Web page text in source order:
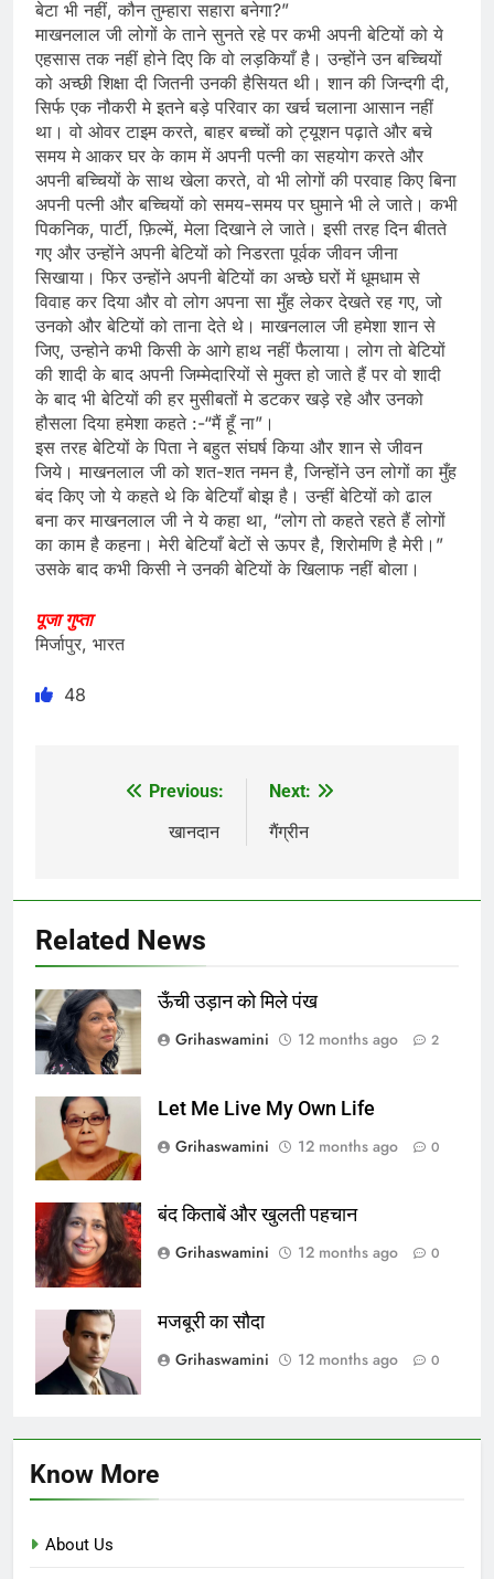
बेटा भी नहीं, कौन तुम्हारा सहारा बनेगा?”
माखनलाल जी लोगों के ताने सुनते रहे पर कभी अपनी बेटियों को ये
एहसास तक नहीं होने दिए कि वो लड़कियाँ है। उन्होंने उन बच्चियों
को अच्छी शिक्षा दी जितनी उनकी हैसियत थी। शान की जिन्दगी दी,
सिर्फ एक नौकरी मे इतने बड़े परिवार का खर्च चलाना आसान नहीं
था। वो ओवर टाइम करते, बाहर बच्चों को ट्यूशन पढ़ाते और बचे
समय मे आकर घर के काम में अपनी पत्नी का सहयोग करते और
अपनी बच्चियों के साथ खेला करते, वो भी लोगों की परवाह किए बिना
अपनी पत्नी और बच्चियों को समय-समय पर घुमाने भी ले जाते। कभी
पिकनिक, पार्टी, फ़िल्में, मेला दिखाने ले जाते। इसी तरह दिन बीतते
गए और उन्होंने अपनी बेटियों को निडरता पूर्वक जीवन जीना
सिखाया। फिर उन्होंने अपनी बेटियों का अच्छे घरों में धूमधाम से
विवाह कर दिया और वो लोग अपना सा मुँह लेकर देखते रह गए, जो
उनको और बेटियों को ताना देते थे। माखनलाल जी हमेशा शान से
जिए, उन्होने कभी किसी के आगे हाथ नहीं फैलाया। लोग तो बेटियों
की शादी के बाद अपनी जिम्मेदारियों से मुक्त हो जाते हैं पर वो शादी
के बाद भी बेटियों की हर मुसीबतों मे डटकर खड़े रहे और उनको
हौसला दिया हमेशा कहते :-“मैं हूँ ना”।
इस तरह बेटियों के पिता ने बहुत संघर्ष किया और शान से जीवन
जिये। माखनलाल जी को शत-शत नमन है, जिन्होंने उन लोगों का मुँह
बंद किए जो ये कहते थे कि बेटियाँ बोझ है। उन्हीं बेटियों को ढाल
बना कर माखनलाल जी ने ये कहा था, “लोग तो कहते रहते हैं लोगों
का काम है कहना। मेरी बेटियाँ बेटों से ऊपर है, शिरोमणि है मेरी।”
उसके बाद कभी किसी ने उनकी बेटियों के खिलाफ नहीं बोला।
पूजा गुप्ता
मिर्जापुर, भारत
48
navigation
Previous:
खानदान
Next:
गैंग्रीन
Related News
ऊँची उड़ान को मिले पंख
Grihaswamini
12 months ago 2
Let Me Live My Own Life
Grihaswamini
12 months ago 0
बंद किताबें और खुलती पहचान
Grihaswamini
12 months ago 0
मजबूरी का सौदा
Grihaswamini
12 months ago 0
Know More
About Us